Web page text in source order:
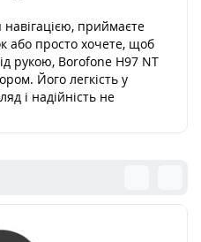
приймаєте
або просто хочете, щоб
рукою, Borofone H97 NT
Його легкість у
і надійність не